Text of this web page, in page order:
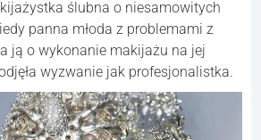
ślubna o niesamowitych
panna młoda z problemami z
ją o wykonanie makijażu na jej
wyzwanie jak profesjonalistka.